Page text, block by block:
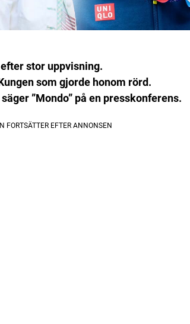
stor uppvisning.
som gjorde honom rörd.
”Mondo” på en presskonferens.